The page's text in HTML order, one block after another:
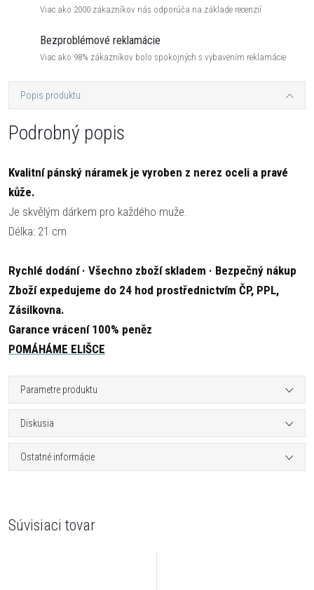
Viac ako 2000 zákazníkov nás odporúča na základe recenzií
Bezproblémové reklamácie
Viac ako 98% zákazníkov bolo spokojných s vybavením reklamácie
Popis produktu
Podrobný popis
Kvalitní pánský náramek je vyroben z nerez oceli a pravé
kůže.
Je skvělým dárkem pro každého muže.
Délka: 21 cm
Rychlé dodání · Všechno zboží skladem · Bezpečný nákup
Zboží expedujeme do 24 hod prostřednictvím ČP, PPL,
Zásilkovna.
Garance vrácení 100% peněz
POMÁHÁME ELIŠCE
Parametre produktu
Diskusia
Ostatné informácie
Súvisiaci tovar